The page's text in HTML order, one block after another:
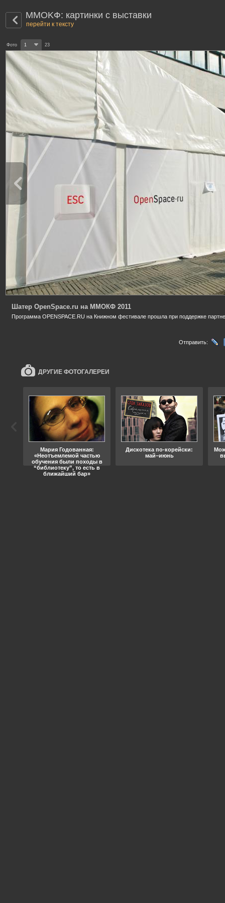
MMOKФ: картинки с выставки
перейти к тексту
Фото 1 23
Шатер OpenSpace.ru на ММОКФ 2011
Программа ​OPENSPACE.RU на Книжном фестивале прошла при поддержке
Отправить:
ДРУГИЕ ФОТОГАЛЕРЕИ
Мария Годованная:
«Неотъемлемой частью
обучения были походы в
“библиотеку”, то есть в
ближайший бар»
Дискотека по-корейски:
май–июнь